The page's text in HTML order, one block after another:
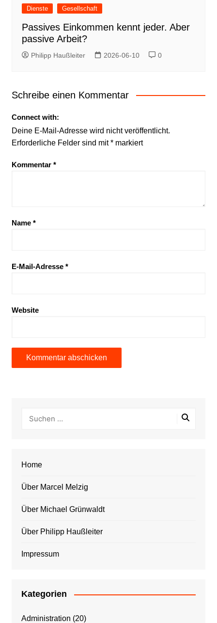
Dienste Gesellschaft
Passives Einkommen kennt jeder. Aber
passive Arbeit?
Philipp Haußleiter 2026-06-10 0
Schreibe einen Kommentar
Connect with:
Deine E-Mail-Adresse wird nicht veröffentlicht.
Erforderliche Felder sind mit*markiert
Kommentar *
Name *
E-Mail-Adresse *
Website
Home
Über Marcel Melzig
Über Michael Grünwaldt
Über Philipp Haußleiter
Impressum
Kategorien
Administration (20)